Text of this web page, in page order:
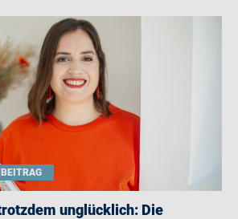
unglücklich: Die